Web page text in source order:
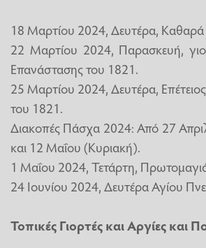
18 Μαρτίου 2024, Δευτέρα, Καθαρά
22 Μαρτίου 2024, Παρασκευή,
Επανάστασης του 1821.
25 Μαρτίου 2024, Δευτέρα,
του 1821.
Διακοπές Πάσχα 2024: Από 27
και 12 Μαΐου (Κυριακή).
1 Μαΐου 2024, Τετάρτη,
24 Ιουνίου 2024, Δευτέρα Αγίου
ΤοπικέςΓιορτέςκαι Αργίες και